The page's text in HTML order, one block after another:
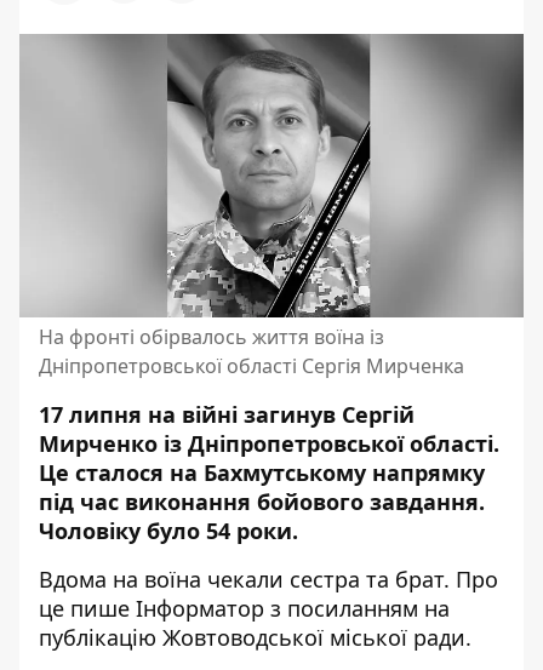
На фронті обірвалось життя воїна із
Дніпропетровської області Сергія Мирченка
17 липня на війні загинув Сергій
Мирченко із Дніпропетровської області.
Це сталося на Бахмутському напрямку
під час виконання бойового завдання.
Чоловіку було 54 роки.
Вдома на воїна чекали сестра та брат. Про
це пише Інформатор з посиланням на
публікацію Жовтоводської міської ради.